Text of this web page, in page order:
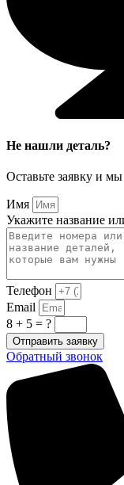
Не нашли деталь?
Оставьте заявку и
Имя
Укажите название
Телефон
Email
8 + 5 = ?
Отправить заявку
Обратный звонок